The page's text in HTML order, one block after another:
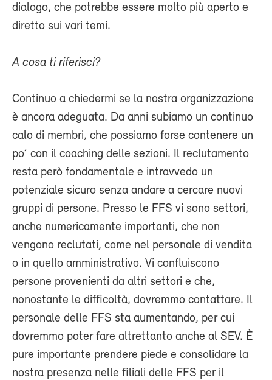
dialogo, che potrebbe essere molto più aperto e
diretto sui vari temi.
A cosa ti riferisci?
Continuo a chiedermi se la nostra organizzazione
è ancora adeguata. Da anni subiamo un continuo
calo di membri, che possiamo forse contenere un
po’ con il coaching delle sezioni. Il reclutamento
resta però fondamentale e intravvedo un
potenziale sicuro senza andare a cercare nuovi
gruppi di persone. Presso le FFS vi sono settori,
anche numericamente importanti, che non
vengono reclutati, come nel personale di vendita
o in quello amministrativo. Vi confluiscono
persone provenienti da altri settori e che,
nonostante le difficoltà, dovremmo contattare. Il
personale delle FFS sta aumentando, per cui
dovremmo poter fare altrettanto anche al SEV. È
pure importante prendere piede e consolidare la
nostra presenza nelle filiali delle FFS per il